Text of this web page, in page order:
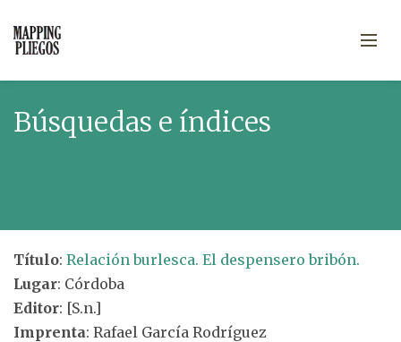
Búsquedas e índices
Título: Relación burlesca. El despensero bribón.
Lugar: Córdoba
Editor: [S.n.]
Imprenta: Rafael García Rodríguez